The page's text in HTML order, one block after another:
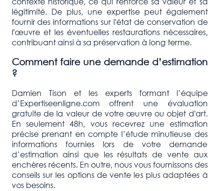
légitimité. De plus, une expertise peut également
fournir des informations sur l'état de conservation de
l'œuvre et les éventuelles restaurations nécessaires,
contribuant ainsi à sa préservation à long terme.
Comment faire une demande d’estimation
?
Damien Tison et les experts formant l’équipe
d’Expertiseenligne.com offrent une évaluation
gratuite de la valeur de votre œuvre ou objet d'art.
En seulement 48h, vous recevrez une estimation
précise prenant en compte l’étude minutieuse des
informations fournies lors de votre demande
d’estimation ainsi que les résultats de vente aux
enchères récents. En outre, nous vous fournissons des
conseils sur les options de vente les plus adaptées à
vos besoins.